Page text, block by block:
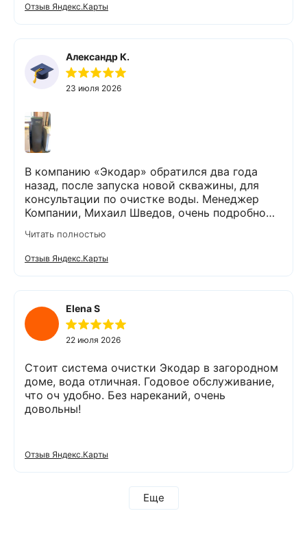
Отзыв Яндекс.Карты
Александр К.
23 июля 2026
В компанию «Экодар» обратился два года
назад, после запуска новой скважины, для
консультации по очистке воды. Менеджер
Компании, Михаил Шведов, очень подробно
подобрать оптимальный вариант, пригласил в
офис для заключения договора. Оборудование
«Экодар компакт», которое я поставил,
существенно снизило жесткость воды,
убрало посторонние запахи. Вода стала
мягкой и приятной на вкус. Полностью
доволен сотрудничеством с Компанией
«Экодар». Рекомендую.
Читать полностью
Отзыв Яндекс.Карты
Elena S
22 июля 2026
Стоит система очистки Экодар в загородном
доме, вода отличная. Годовое обслуживание,
что оч удобно. Без нареканий, очень
довольны!
Отзыв Яндекс.Карты
Еще